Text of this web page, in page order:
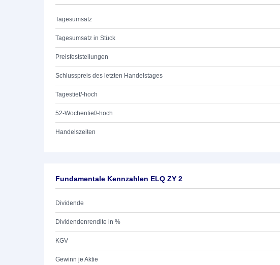
Tagesumsatz
Tagesumsatz in Stück
Preisfeststellungen
Schlusspreis des letzten Handelstages
Tagestief/-hoch
52-Wochentief/-hoch
Handelszeiten
Fundamentale Kennzahlen ELQ ZY 2
Dividende
Dividendenrendite in %
KGV
Gewinn je Aktie